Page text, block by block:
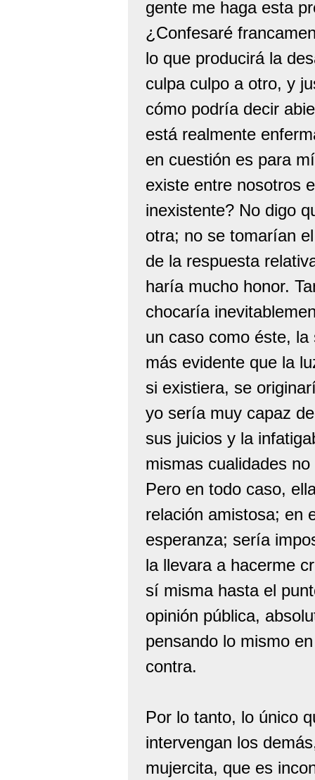
gente me haga esta
¿Confesaré
lo que producirá la
culpa culpo a otro, y
cómo podría decir
está realmente
en cuestión es para
existe entre nosotros
inexistente? No digo
otra; no se tomarían
de la respuesta
haría mucho honor.
chocaría
un caso como éste,
más evidente que la
si existiera, se
yo sería muy capaz
sus juicios y la
mismas cualidades
Pero en todo caso,
relación amistosa; en
esperanza; sería
la llevara a hacerme
sí misma hasta el
opinión pública,
pensando lo mismo
contra.
Por lo tanto, lo único
intervengan los
mujercita, que es